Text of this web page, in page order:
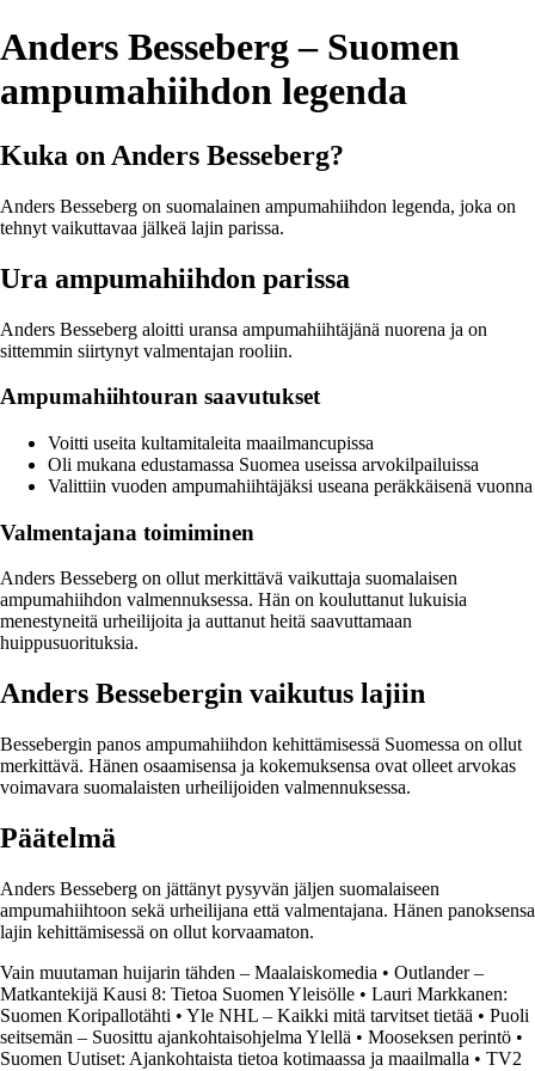
Anders Besseberg – Suomen
ampumahiihdon legenda
Kuka on Anders Besseberg?
Anders Besseberg on suomalainen ampumahiihdon legenda, joka on
tehnyt vaikuttavaa jälkeä lajin parissa.
Ura ampumahiihdon parissa
Anders Besseberg aloitti uransa ampumahiihtäjänä nuorena ja on
sittemmin siirtynyt valmentajan rooliin.
Ampumahiihtouran saavutukset
Voitti useita kultamitaleita maailmancupissa
Oli mukana edustamassa Suomea useissa arvokilpailuissa
Valittiin vuoden ampumahiihtäjäksi useana peräkkäisenä vuonna
Valmentajana toimiminen
Anders Besseberg on ollut merkittävä vaikuttaja suomalaisen
ampumahiihdon valmennuksessa. Hän on kouluttanut lukuisia
menestyneitä urheilijoita ja auttanut heitä saavuttamaan
huippusuorituksia.
Anders Bessebergin vaikutus lajiin
Bessebergin panos ampumahiihdon kehittämisessä Suomessa on ollut
merkittävä. Hänen osaamisensa ja kokemuksensa ovat olleet arvokas
voimavara suomalaisten urheilijoiden valmennuksessa.
Päätelmä
Anders Besseberg on jättänyt pysyvän jäljen suomalaiseen
ampumahiihtoon sekä urheilijana että valmentajana. Hänen panoksensa
lajin kehittämisessä on ollut korvaamaton.
Vain muutaman huijarin tähden – Maalaiskomedia • Outlander –
Matkantekijä Kausi 8: Tietoa Suomen Yleisölle • Lauri Markkanen:
Suomen Koripallotähti • Yle NHL – Kaikki mitä tarvitset tietää • Puoli
seitsemän – Suosittu ajankohtaisohjelma Ylellä • Mooseksen perintö •
Suomen Uutiset: Ajankohtaista tietoa kotimaassa ja maailmalla • TV2